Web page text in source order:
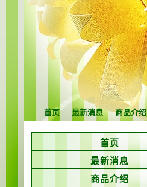
首页 最新消息 商品介绍
首页
最新消息
商品介绍